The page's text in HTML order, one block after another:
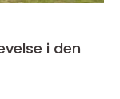
i den